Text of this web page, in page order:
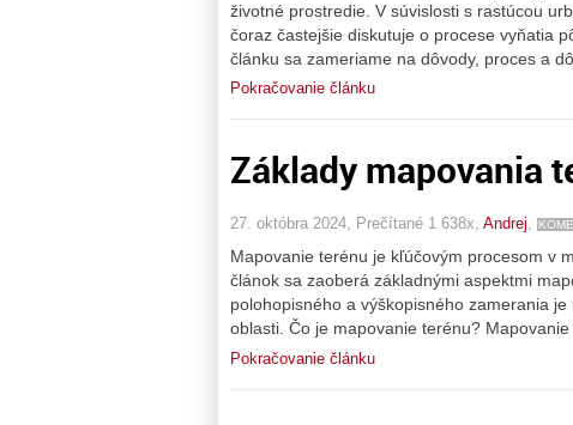
životné prostredie. V súvislosti s rastúcou
čoraz častejšie diskutuje o procese vyňatia
článku sa zameriame na dôvody, proces a
Pokračovanie článku
Základy mapovania
27. októbra 2024, Prečítané 1 638x, Andrej,
Mapovanie terénu je kľúčovým procesom v
článok sa zaoberá základnými aspektmi
polohopisného a výškopisného zamerania
oblasti. Čo je mapovanie terénu?
Pokračovanie článku